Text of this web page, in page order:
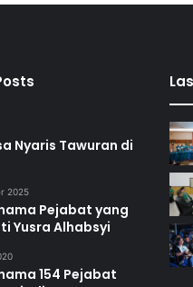
Nyaris Tawuran di
2025
Pejabat yang
Yusra Alhabsyi
154 Pejabat